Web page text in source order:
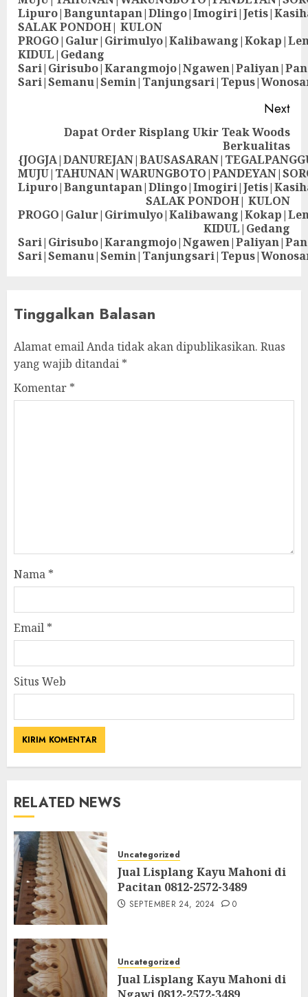
SALAK PONDOH| KULON
KIDUL|Gedang
Next
Dapat Order Risplang Ukir Teak Woods
Berkualitas
SALAK PONDOH| KULON
KIDUL|Gedang
Tinggalkan Balasan
Alamat email Anda tidak akan dipublikasikan. Ruas
yang wajib ditandai *
Komentar *
Nama *
Email *
Situs Web
RELATED NEWS
Uncategorized
Jual Lisplang Kayu Mahoni di
Pacitan 0812-2572-3489
SEPTEMBER 24, 2024 0
Uncategorized
Jual Lisplang Kayu Mahoni di
Ngawi 0812-2572-3489